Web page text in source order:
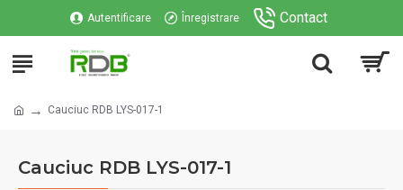
Autentificare Înregistrare Contact
Cauciuc RDB LYS-017-1
Cauciuc RDB LYS-017-1